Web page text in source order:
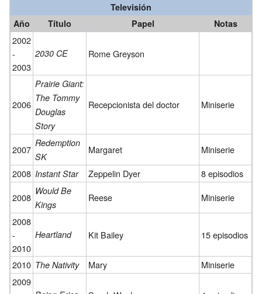
Televisión
Año
Título Papel Notas
2002
-
2003
2030 CE Rome Greyson
2006
Prairie Giant:
The Tommy
Douglas
Story
Recepcionista del doctor Miniserie
2007
Redemption
SK
Margaret
Miniserie
2008 Instant Star Zeppelin Dyer
8 episodios
2008
Would Be
Kings
Reese
Miniserie
2008
-
2010
Heartland Kit Bailey 15 episodios
2010 The Nativity Mary
Miniserie
2009